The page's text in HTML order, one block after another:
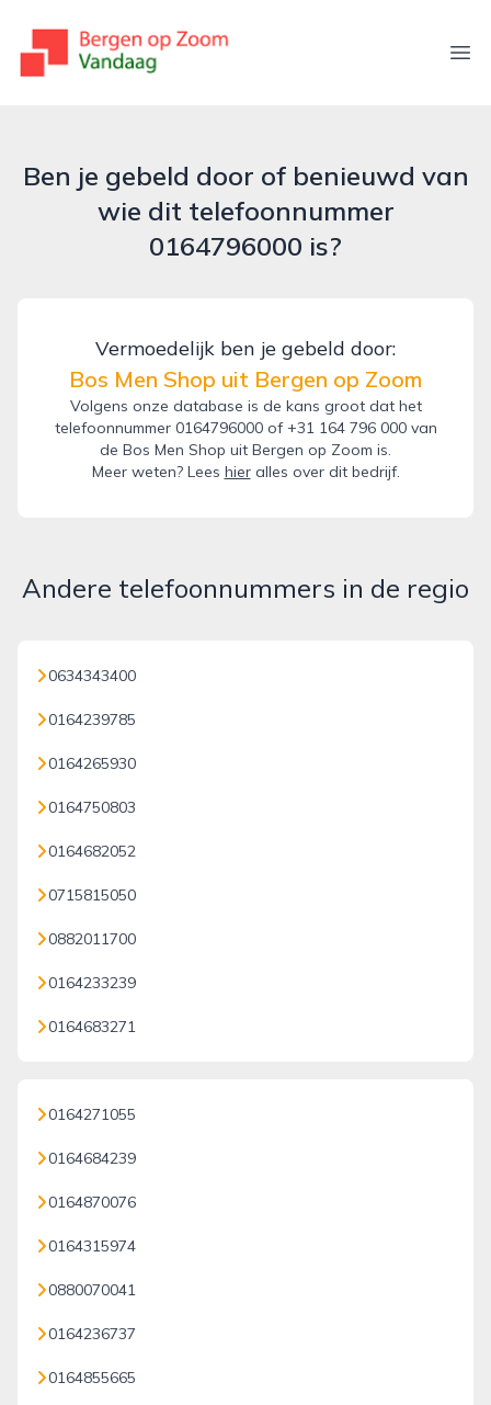
bergenopzoomvandaag.nl
Ben je gebeld door of benieuwd van
wie dit telefoonnummer
0164796000 is?
Vermoedelijk ben je gebeld door:
Bos Men Shop uit Bergen op Zoom
Volgens onze database is de kans groot dat het
telefoonnummer 0164796000 of +31 164 796 000 van
de Bos Men Shop uit Bergen op Zoom is.
Meer weten? Lees hieralles over dit bedrijf.
Andere telefoonnummers in de regio
0634343400
0164239785
0164265930
0164750803
0164682052
0715815050
0882011700
0164233239
0164683271
0164271055
0164684239
0164870076
0164315974
0880070041
0164236737
0164855665